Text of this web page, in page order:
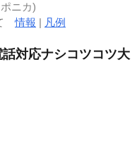
ニカ)
て情報 | 凡例
対応ナシコツコツ大